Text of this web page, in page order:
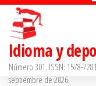
Idioma y
Número 301. ISSN: 1578-
septiembre de 2026.